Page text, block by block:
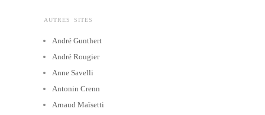
AUTRES SITES
André Gunthert
André Rougier
Anne Savelli
Antonin Crenn
Arnaud Maïsetti